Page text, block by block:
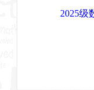
2025级